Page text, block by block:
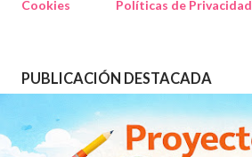
Cookies
Políticas de Privacidad
PUBLICACIÓN DESTACADA